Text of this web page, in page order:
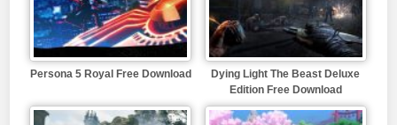
Persona 5 Royal Free Download
Dying Light The Beast Deluxe
Edition Free Download